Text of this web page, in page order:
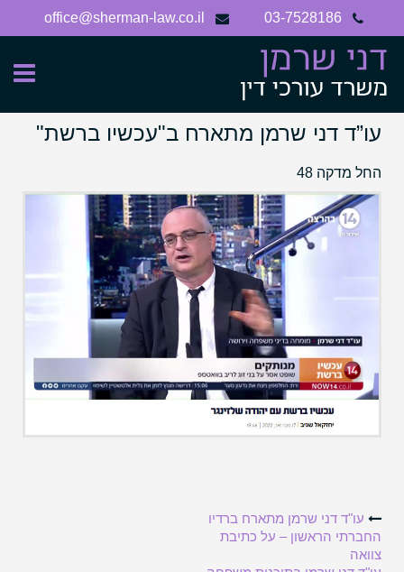
03-7528186
office@sherman-law.co.il
עו”ד דני שרמן מתארח ב"עכשיו ברשת"
החל מדקה 48
Post
עו"ד דני שרמן מתארח ברדיו
החברתי הראשון – על כתיבת
צוואה